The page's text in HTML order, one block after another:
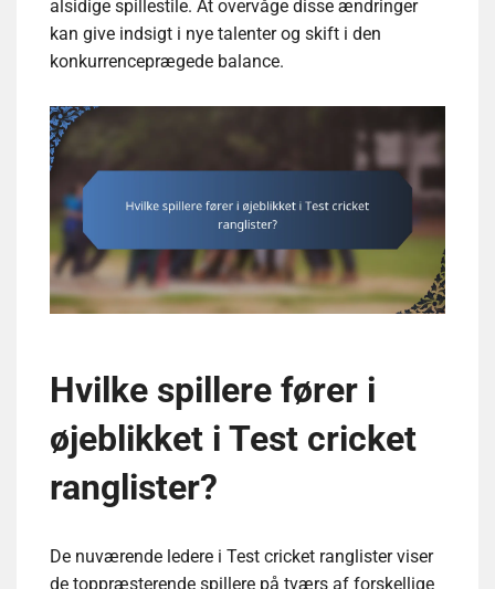
alsidige spillestile. At overvåge disse ændringer
kan give indsigt i nye talenter og skift i den
konkurrenceprægede balance.
Hvilke spillere fører i
øjeblikket i Test cricket
ranglister?
De nuværende ledere i Test cricket ranglister viser
de toppræsterende spillere på tværs af forskellige